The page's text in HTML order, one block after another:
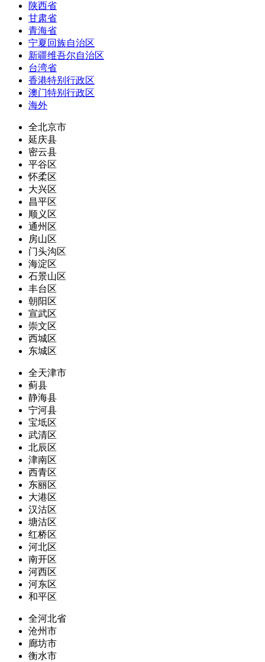
陕西省
甘肃省
青海省
宁夏回族自治区
新疆维吾尔自治区
台湾省
香港特别行政区
澳门特别行政区
海外
全北京市
延庆县
密云县
平谷区
怀柔区
大兴区
昌平区
顺义区
通州区
房山区
门头沟区
海淀区
石景山区
丰台区
朝阳区
宣武区
崇文区
西城区
东城区
全天津市
蓟县
静海县
宁河县
宝坻区
武清区
北辰区
津南区
西青区
东丽区
大港区
汉沽区
塘沽区
红桥区
河北区
南开区
河西区
河东区
和平区
全河北省
沧州市
廊坊市
衡水市